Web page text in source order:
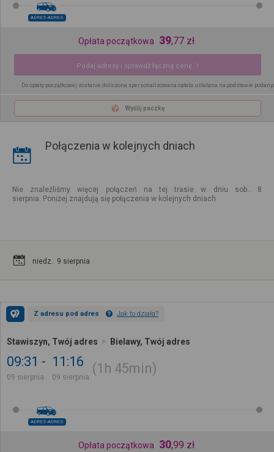
ADRES-ADRES
Opłata początkowa 39,77 zł
Podaj adresy i sprawdź łączną cenę
Do opłaty początkowej zostanie doliczona spersonalizowana opłata ustalana na podstawie
Wyślij paczkę
Połączenia w kolejnych dniach
Nie znaleźliśmy więcej połączeń na tej trasie w dniu sob.. 8
sierpnia. Poniżej znajdują się połączenia w kolejnych dniach
niedz.. 9 sierpnia
Z adresu pod adres Jak to działa?
Stawiszyn, Twój adres Bielawy, Twój adres
09:31
09 sierpnia
11:16
09 sierpnia
1h 45min
ADRES-ADRES
Opłata początkowa 30,99 zł